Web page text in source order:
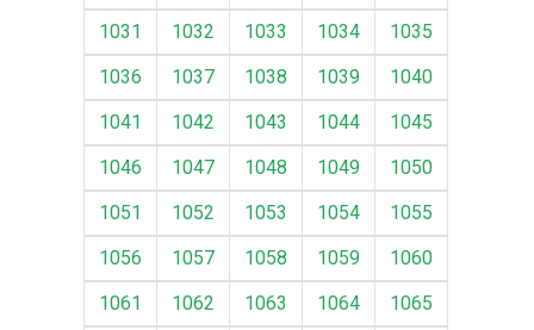
1031
1032 1033 1034
1035
1036
1037 1038 1039
1040
1041
1042 1043 1044
1045
1046
1047 1048 1049
1050
1051
1052 1053 1054
1055
1056
1057 1058 1059
1060
1061
1062 1063 1064
1065